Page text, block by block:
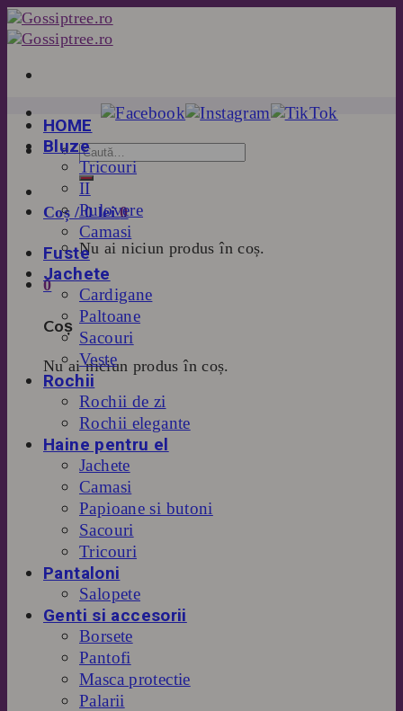
Skip
to
Coș /0lei 0
Nu ai niciun produs în coș.
0
Coș
Nu ai niciun produs în coș.
HOME
Bluze
Tricouri
II
Pulovere
Camasi
Fuste
Jachete
Cardigane
Paltoane
Sacouri
Veste
Rochii
Rochii de zi
Rochii elegante
Haine pentru el
Jachete
Camasi
Papioane si butoni
Sacouri
Tricouri
Pantaloni
Salopete
Genti si accesorii
Borsete
Pantofi
Masca protectie
Palarii